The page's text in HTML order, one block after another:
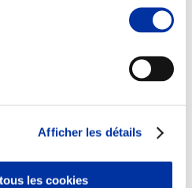
Afficher les détails
les cookies
et attractivité des métiers